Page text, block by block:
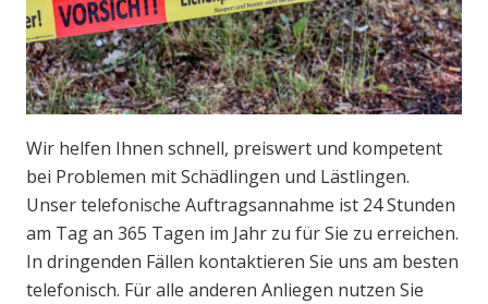
Wir helfen Ihnen schnell, preiswert und kompetent
bei Problemen mit Schädlingen und Lästlingen.
Unser telefonische Auftragsannahme ist 24 Stunden
am Tag an 365 Tagen im Jahr zu für Sie zu erreichen.
In dringenden Fällen kontaktieren Sie uns am besten
telefonisch. Für alle anderen Anliegen nutzen Sie